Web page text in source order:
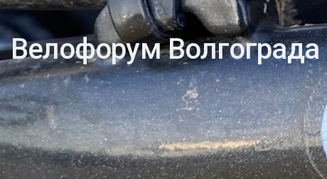
Велофорум Волгограда